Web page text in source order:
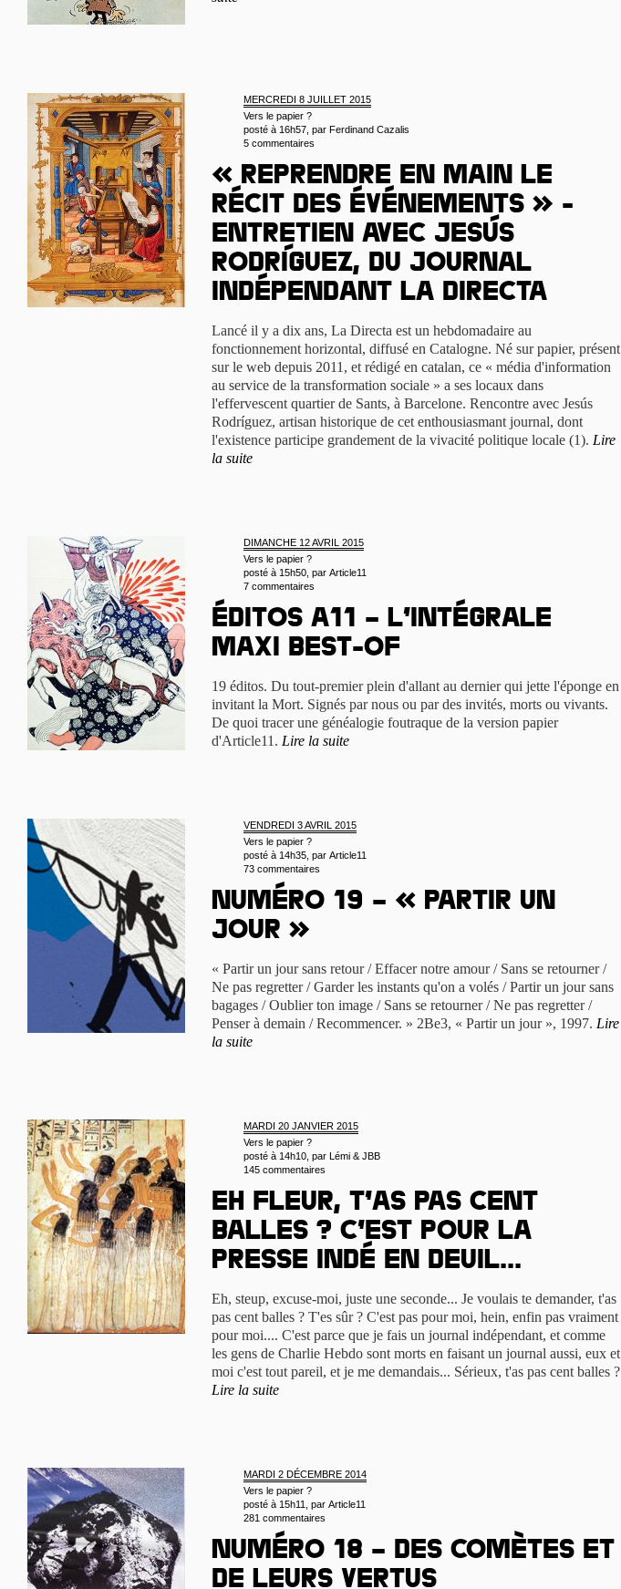
MERCREDI 8 JUILLET 2015
Vers le papier ?
posté à 16h57, par Ferdinand Cazalis
5 commentaires
« Reprendre en main le
récit des événements » -
Entretien avec Jesús
Rodríguez, du journal
indépendant La Directa
Lancé il y a dix ans, La Directa est un hebdomadaire au
fonctionnement horizontal, diffusé en Catalogne. Né sur papier, présent
sur le web depuis 2011, et rédigé en catalan, ce « média d'information
au service de la transformation sociale » a ses locaux dans
l'effervescent quartier de Sants, à Barcelone. Rencontre avec Jesús
Rodríguez, artisan historique de cet enthousiasmant journal, dont
l'existence participe grandement de la vivacité politique locale (1). Lire
la suite
DIMANCHE 12 AVRIL 2015
Vers le papier ?
posté à 15h50, par Article11
7 commentaires
Éditos A11 – l’intégrale
maxi best-of
19 éditos. Du tout-premier plein d'allant au dernier qui jette l'éponge en
invitant la Mort. Signés par nous ou par des invités, morts ou vivants.
De quoi tracer une généalogie foutraque de la version papier
d'Article11. Lire la suite
VENDREDI 3 AVRIL 2015
Vers le papier ?
posté à 14h35, par Article11
73 commentaires
Numéro 19 – « Partir un
jour »
« Partir un jour sans retour / Effacer notre amour / Sans se retourner /
Ne pas regretter / Garder les instants qu'on a volés / Partir un jour sans
bagages / Oublier ton image / Sans se retourner / Ne pas regretter /
Penser à demain / Recommencer. » 2Be3, « Partir un jour », 1997. Lire
la suite
MARDI 20 JANVIER 2015
Vers le papier ?
posté à 14h10, par Lémi & JBB
145 commentaires
Eh Fleur, t’as pas cent
balles ? C’est pour la
presse indé en deuil...
Eh, steup, excuse-moi, juste une seconde... Je voulais te demander, t'as
pas cent balles ? T'es sûr ? C'est pas pour moi, hein, enfin pas vraiment
pour moi.... C'est parce que je fais un journal indépendant, et comme
les gens de Charlie Hebdo sont morts en faisant un journal aussi, eux et
moi c'est tout pareil, et je me demandais... Sérieux, t'as pas cent balles ?
Lire la suite
MARDI 2 DÉCEMBRE 2014
Vers le papier ?
posté à 15h11, par Article11
281 commentaires
Numéro 18 – Des comètes et
de leurs vertus